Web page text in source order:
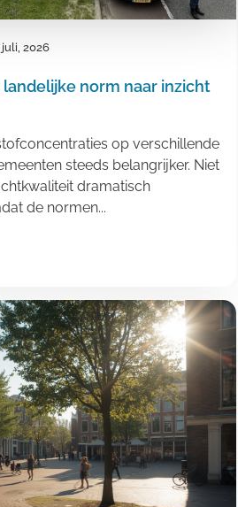
2026
norm naar inzicht
op verschillende
steeds belangrijker. Niet
dramatisch
de normen...